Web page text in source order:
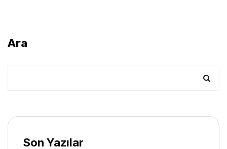
Ara
Son Yazılar